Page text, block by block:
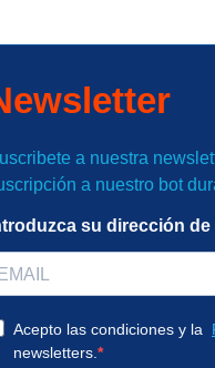
a nuestra
a nuestro bot
su dirección
Acepto las condiciones y la
newsletters.